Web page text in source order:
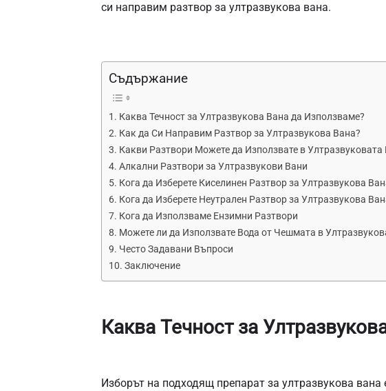
си направим разтвор за ултразвукова вана.
Съдържание
Каква Течност за Ултразвукова Вана да Използваме?
Как да Си Направим Разтвор за Ултразвукова Вана?
Какви Разтвори Можете да Използвате в Ултразвуковата
Алкални Разтвори за Ултразвукови Вани
Кога да Изберете Киселинен Разтвор за Ултразвукова
Кога да Изберете Неутрален Разтвор за Ултразвукова
Кога да Използваме Ензимни Разтвори
Можете ли да Използвате Вода от Чешмата в
Често Задавани Въпроси
Заключение
Каква Течност за
Изборът на подходящ препарат за ултразвукова